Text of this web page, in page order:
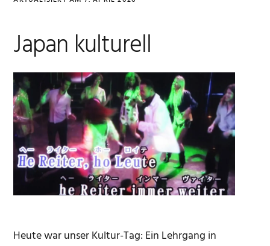
Japan kulturell
Heute war unser Kultur-Tag: Ein Lehrgang in